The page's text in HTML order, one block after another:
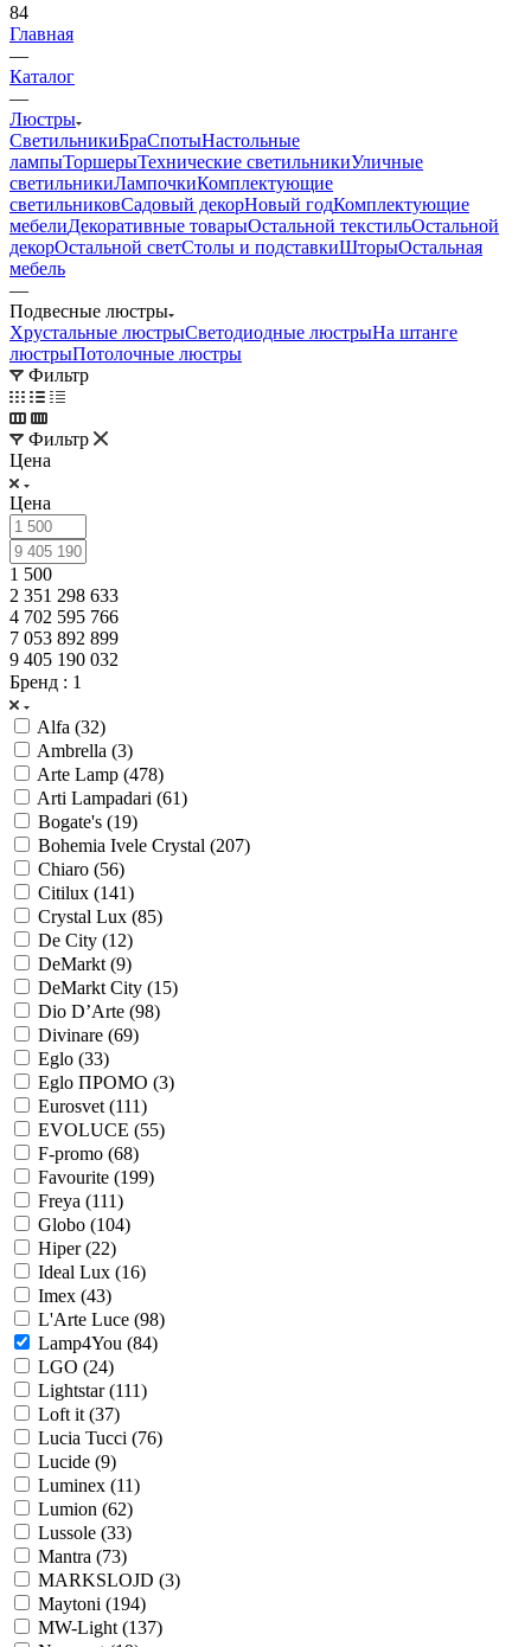
84
Главная
—
Каталог
—
Люстры
СветильникиБраСпотыНастольные
лампыТоршерыТехнические светильникиУличные
светильникиЛампочкиКомплектующие
светильниковСадовый декорНовый годКомплектующие
мебелиДекоративные товарыОстальной текстильОстальной
декорОстальной светСтолы и подставкиШторыОстальная
мебель
—
Подвесные люстры
Хрустальные люстрыСветодиодные люстрыНа штанге
люстрыПотолочные люстры
Фильтр
Фильтр
Цена
Цена
1 500
2 351 298 633
4 702 595 766
7 053 892 899
9 405 190 032
Бренд : 1
Alfa (32)
Ambrella (3)
Arte Lamp (478)
Arti Lampadari (61)
Bogate's (19)
Bohemia Ivele Crystal (207)
Chiaro (56)
Citilux (141)
Crystal Lux (85)
De City (12)
DeMarkt (9)
DeMarkt City (15)
Dio D’Arte (98)
Divinare (69)
Eglo (33)
Eglo ПРОМО (3)
Eurosvet (111)
EVOLUCE (55)
F-promo (68)
Favourite (199)
Freya (111)
Globo (104)
Hiper (22)
Ideal Lux (16)
Imex (43)
L'Arte Luce (98)
Lamp4You (84)
LGO (24)
Lightstar (111)
Loft it (37)
Lucia Tucci (76)
Lucide (9)
Luminex (11)
Lumion (62)
Lussole (33)
Mantra (73)
MARKSLOJD (3)
Maytoni (194)
MW-Light (137)